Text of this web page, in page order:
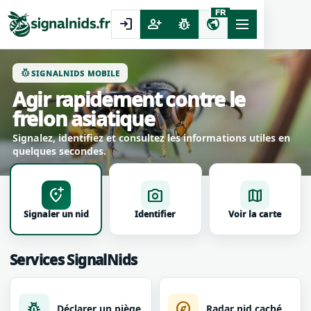
login person_add pest_control public
FR
pest_controlSIGNALNIDS MOBILE
Agir rapidement contre le
frelon asiatique
Signalez, identifiez et consultez les informations utiles en
quelques secondes.
add_location_alt
Signaler un nid
photo_camera
Identifier
map
Voir la carte
Services SignalNids